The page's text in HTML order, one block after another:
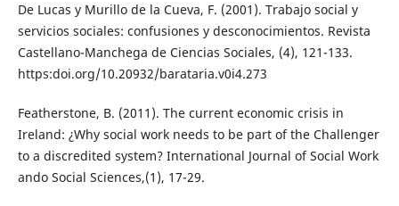
De Lucas y Murillo de la Cueva, F. (2001). Trabajo social y
servicios sociales: confusiones y desconocimientos. Revista
Castellano-Manchega de Ciencias Sociales, (4), 121-133.
https:doi.org/10.20932/barataria.v0i4.273
Featherstone, B. (2011). The current economic crisis in
Ireland: ¿Why social work needs to be part of the Challenger
to a discredited system? International Journal of Social Work
ando Social Sciences,(1), 17-29.